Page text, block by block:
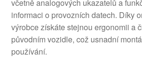
včetně analogových ukazatelů a
informaci o provozních datech. Díky
výrobce získáte stejnou ergonomii a
původním vozidle, což usnadní
používání.